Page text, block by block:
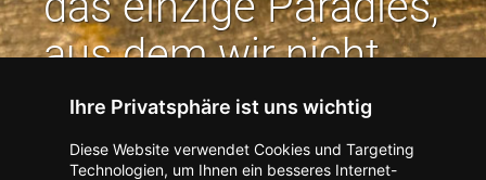
Ihre Privatsphäre ist uns wichtig
Diese Website verwendet Cookies und Targeting
Technologien, um Ihnen ein besseres Internet-
aus dem wir nicht
vertrieben werden
können. | Jean Paul